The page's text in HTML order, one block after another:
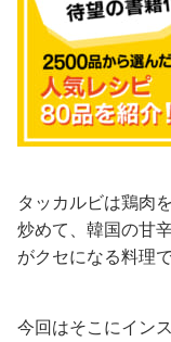
タッカルビは鶏肉
炒めて、韓国の甘
がクセになる料理で
今回はそこにイン